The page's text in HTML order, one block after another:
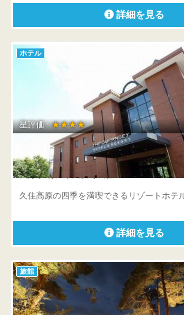
詳細を見る
ホテル
星評価 :★★★★
ザ・ガンジー ホテル＆リゾ
大分県 竹田市久住町久住4028-1
久住高原の四季を満喫できるリゾートホ
詳細を見る
旅館